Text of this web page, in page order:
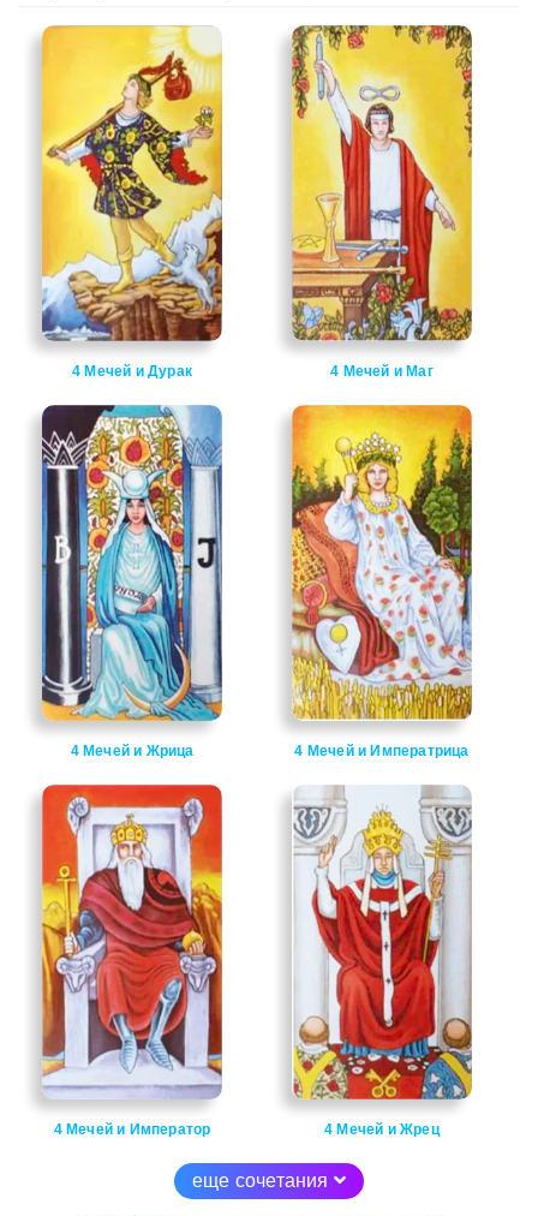
4 Мечей и Дурак 4 Мечей и Маг
4 Мечей и Жрица 4 Мечей и Императрица
4 Мечей и Император 4 Мечей и Жрец
еще сочетания